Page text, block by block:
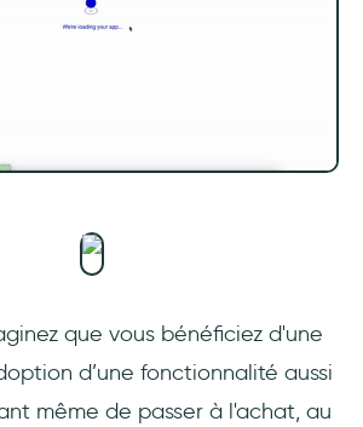
que vous bénéficiez d'une
d’une fonctionnalité aussi
même de passer à l'achat, au